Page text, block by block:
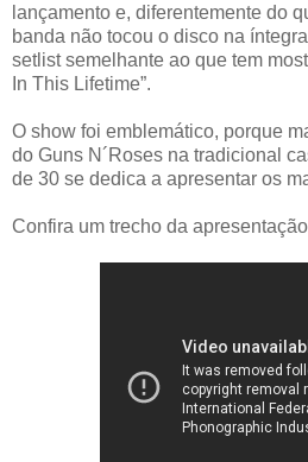
lançamento e, diferentemente do
banda não tocou o disco na
setlist semelhante ao que tem
In This Lifetime”.
O show foi emblemático, porque
do Guns N´Roses na tradicional
de 30 se dedica a apresentar os
Confira um trecho da